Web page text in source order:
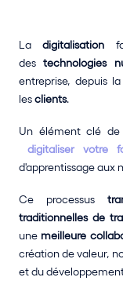
La digitalisation
des technologies
entreprise, depuis la
les clients.
Un élément clé
digitaliser votre
d'apprentissage aux
Ce processus
traditionnelles de
une meilleure
création de valeur,
et du